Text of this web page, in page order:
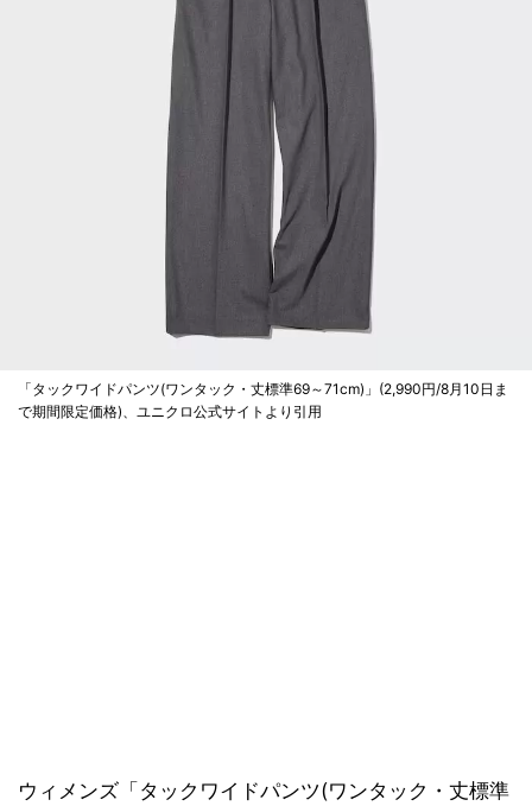
「タックワイドパンツ(ワンタック・丈標準69～71cm)」(2,990円/8月10日ま
で期間限定価格)、ユニクロ公式サイトより引用
ウィメンズ「タックワイドパンツ(ワンタック・丈標準